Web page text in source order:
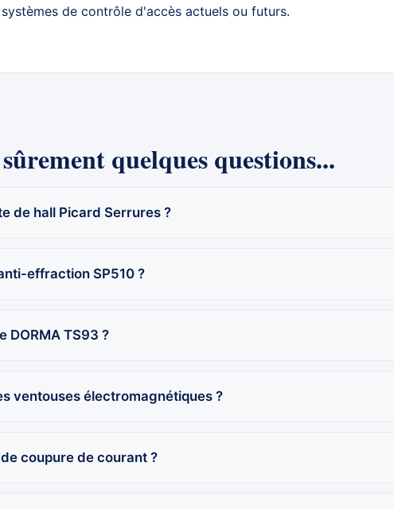
systèmes de contrôle d'accès actuels ou futurs.
quelques questions...
de hall Picard Serrures ?
effraction SP510 ?
DORMA TS93 ?
ventouses électromagnétiques ?
coupure de courant ?